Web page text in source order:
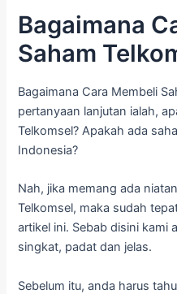
Bagaimana
Saham
Bagaimana Cara Membeli
pertanyaan lanjutan ialah,
Telkomsel? Apakah ada
Indonesia?
Nah, jika memang ada
Telkomsel, maka sudah
artikel ini. Sebab disini kami
singkat, padat dan jelas.
Sebelum itu, anda harus